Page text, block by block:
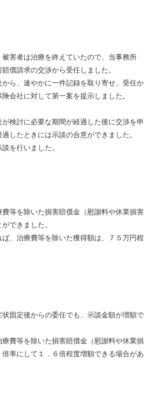
害者は治療を終えていたので、当事務所
償請求の交渉から受任しました。
ら、速やかに一件記録を取り寄せ、受任か
会社に対して第一案を提示しました。
討に必要な期間が経過した後に交渉を申
したときには示談の合意ができました。
を行いました。
等を除いた損害賠償金（慰謝料や休業損害
できました。
、治療費等を除いた獲得額は、７５万円程
固定後からの委任でも、示談金額が増額で
費等を除いた損害賠償金（慰謝料や休業損
率にして１．６倍程度増額できる場合があ